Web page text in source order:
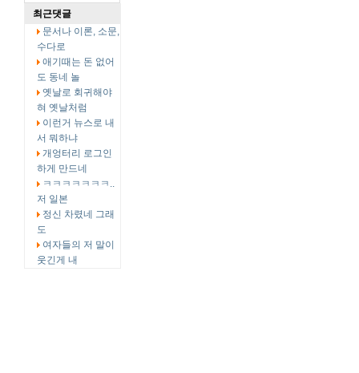
최근댓글
문서나 이론, 소문,
수다로
애기때는 돈 없어
도 동네 놀
옛날로 회귀해야
혀 옛날처럼
이런거 뉴스로 내
서 뭐하냐
개엉터리 로그인
하게 만드네
ㅋㅋㅋㅋㅋㅋㅋ..
저 일본
정신 차렸네 그래
도
여자들의 저 말이
웃긴게 내